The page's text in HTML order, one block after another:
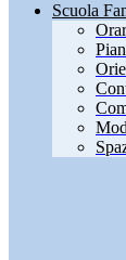
Scuola